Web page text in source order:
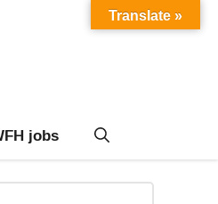
jobs
Translate »